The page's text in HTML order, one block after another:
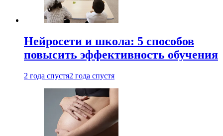
Нейросети и школа: 5 способов
повысить эффективность обучения
2 года спустя2 года спустя